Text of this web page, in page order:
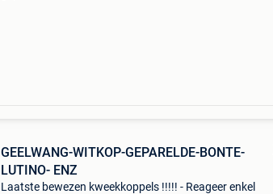
GEELWANG-WITKOP-GEPARELDE-BONTE-
LUTINO- ENZ
Laatste bewezen kweekkoppels !!!!! - Reageer enkel